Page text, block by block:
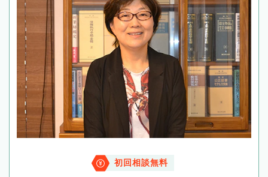
初回相談無料